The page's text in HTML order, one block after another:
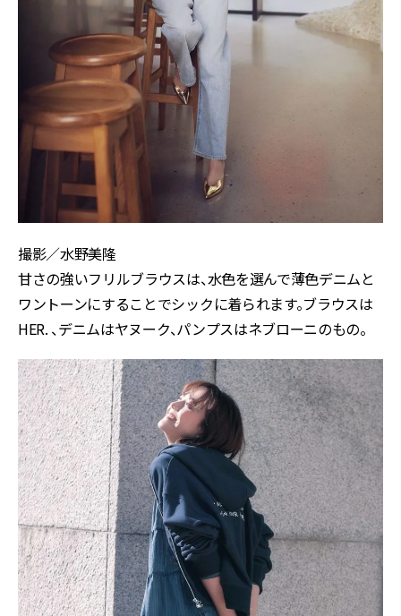
撮影／水野美隆
甘さの強いフリルブラウスは、水色を選んで薄色デニムと
ワントーンにすることでシックに着られます。ブラウスは
HER. 、デニムはヤヌーク、パンプスはネブローニのもの。